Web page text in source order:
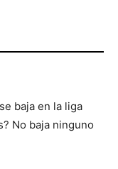
baja en la liga
No baja ninguno